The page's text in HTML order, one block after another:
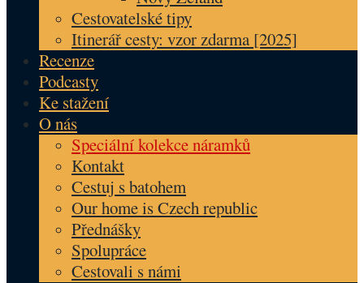
Cestovatelské tipy
Itinerář cesty: vzor zdarma [2025]
Recenze
Podcasty
Ke stažení
O nás
Speciální kolekce náramků
Kontakt
Cestuj s batohem
Our home is Czech republic
Přednášky
Spolupráce
Cestovali s námi